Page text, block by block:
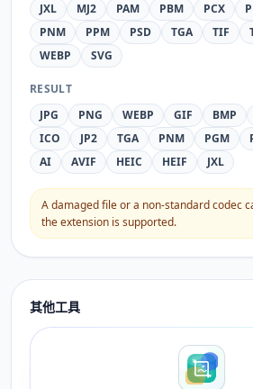
JXL
MJ2 PAM PBM PCX
PNM
PPM PSD TGA TIF
WEBP
SVG
RESULT
JPG
PNG WEBP GIF BMP
ICO
JP2 TGA PNM PGM
AI
AVIF HEIC HEIF JXL
A damaged file or a non-standard codec
the extension is supported.
其他工具